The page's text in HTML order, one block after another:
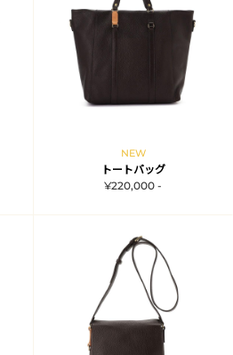
NEW
トートバッグ
¥220,000 -